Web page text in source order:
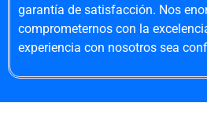
garantía de satisfacción. Nos
comprometernos con la
experiencia con nosotros sea